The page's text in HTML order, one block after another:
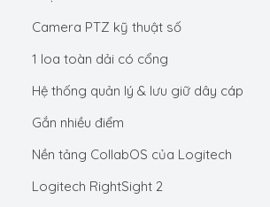
Camera PTZ kỹ thuật số
1 loa toàn dải có cổng
Hệ thống quản lý & lưu giữ dây cáp
Gắn nhiều điểm
Nền tảng CollabOS của Logitech
Logitech RightSight 2